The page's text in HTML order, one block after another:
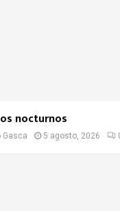
nocturnos
Gasca 5 agosto, 2026